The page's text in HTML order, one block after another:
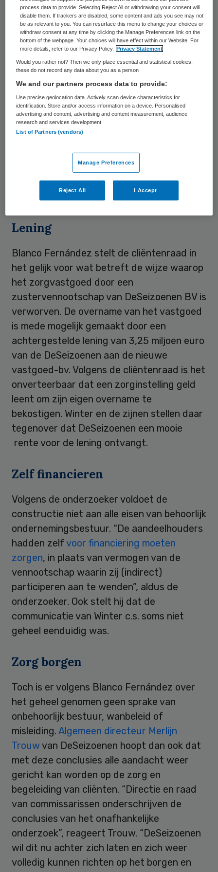
De Ondernemingskamer, onderdeel van het
Gerechtshof in Amsterdam, plaatste eerder
vraagtekens bij de vastgoedconstructie
Het zorgvastgoed van de destijds
noodlijdende zorgaanbieder -toen nog
opererend onder de naam Zonnehuizen-
werd na de overname in 2012 door de
nieuwe eigenaren in een aparte bv
geplaatst. De zorginstelling huurt zijn
huisvesting van deze bv die eigendom is van
Winter c.s. Daarmee zou volgens de
cliëntenraad hetverbod op winstuitkering
in de zorg omzeild worden
Lening
Blanco Fernández stelt de cliëntenraad in
het gelijk voor wat betreft de wijze waarop
het zorgvastgoed door een
zustervennootschap van DeSeizoenen BV is
verworven. De overname van het vastgoed
is mede mogelijk gemaakt door een
achtergestelde lening van 3,25 miljoen euro
van de DeSeizoenen aan de nieuwe
vastgoed-bv. Volgens de cliëntenraad is het
onverteerbaar dat een zorginstelling geld
leent om zijn eigen overname te
bekostigen. Winter en de zijnen stellen daar
tegenover dat DeSeizoenen een mooie
rente voor de lening ontvangt.
Zelf financieren
Volgens de onderzoeker voldoet de
constructie niet aan alle eisen van behoorlijk
ondernemingsbestuur. “De aandeelhouders
hadden zelf voor financiering moeten
zorgen, in plaats van vermogen van de
vennootschap waarin zij (indirect)
participeren aan te wenden”, aldus de
onderzoeker. Ook stelt hij dat de
communicatie van Winter c.s. soms niet
geheel eenduidig was.
Zorg borgen
Toch is er volgens Blanco Fernández over
het geheel genomen geen sprake van
onbehoorlijk bestuur, wanbeleid of
misleiding. Algemeen directeur Merlijn
Trouwvan DeSeizoenen hoopt dan ook dat
met deze conclusies alle aandacht weer
gericht kan worden op de zorg en
begeleiding van cliënten. “Directie en raad
van commissarissen onderschrijven de
conclusies van het onafhankelijke
onderzoek”, reageert Trouw. “DeSeizoenen
wil dit nu achter zich laten en zich weer
volledig kunnen richten op het borgen en
process data to provide. Selecting Reject All or withdrawing your consent will
disable them. If trackers are disabled, some content and ads you see may not
be as relevant to you. You can resurface this menu to change your choices or
withdraw consent at any time by clicking the Manage Preferences link on the
bottom of the webpage. Your choices will have effect within our Website. For
more details, refer to our Privacy Policy.
Privacy Statement
Would you rather not? Then we only place essential and statistical cookies,
these do not record any data about you as a person
We and our partners process data to provide:
Use precise geolocation data. Actively scan device characteristics for
identification. Store and/or access information on a device. Personalised
advertising and content, advertising and content measurement, audience
research and services development.
List of Partners (vendors)
Manage Preferences
Reject All I Accept